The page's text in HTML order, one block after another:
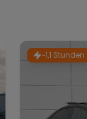
~1,1 Stunden